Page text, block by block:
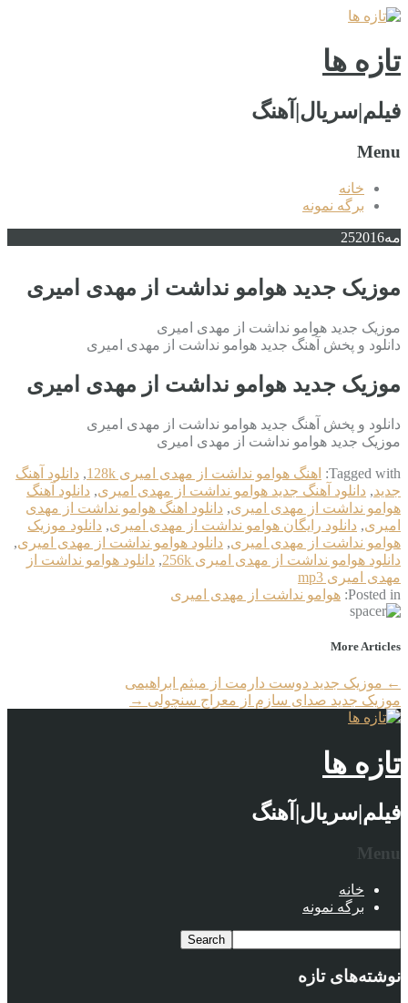
تازه ها
فیلم|سریال|آهنگ
Menu
خانه
برگه نمونه
مه 252016
موزیک جدید هوامو نداشت از مهدی امیری
موزیک جدید هوامو نداشت از مهدی امیری
دانلود و پخش آهنگ جدید هوامو نداشت از مهدی امیری
موزیک جدید هوامو نداشت از مهدی امیری
دانلود و پخش آهنگ جدید هوامو نداشت از مهدی امیری
موزیک جدید هوامو نداشت از مهدی امیری
Tagged with: اهنگ هوامو نداشت از مهدی امیری 128k , دانلود آهنگ
جدید, دانلود آهنگ جدید هوامو نداشت از مهدی امیری, دانلود آهنگ
هوامو نداشت از مهدی امیری, دانلود اهنگ هوامو نداشت از مهدی
امیری, دانلود رایگان هوامو نداشت از مهدی امیری, دانلود موزیک
هوامو نداشت از مهدی امیری, دانلود هوامو نداشت از مهدی امیری,
دانلود هوامو نداشت از مهدی امیری 256k
, دانلود هوامو نداشت از
مهدی امیری mp3
Posted in: هوامو نداشت از مهدی امیری
More Articles
← موزیک جدید دوست دارمت از میثم ابراهیمی
موزیک جدید صدای سازم از معراج سنچولی →
تازه ها
فیلم|سریال|آهنگ
Menu
خانه
برگه نمونه
نوشته‌های تازه